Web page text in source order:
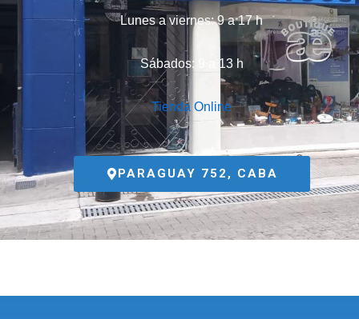
Lunes a viernes: 9 a 17 h
Sábados: 9 a 13 h
Tienda Online
PARAGUAY 752, CABA